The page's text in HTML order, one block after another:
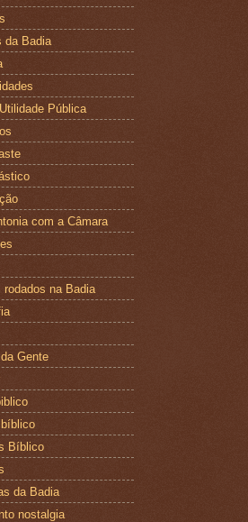
da Badia
Pública
com a Câmara
rodados na Badia
Gente
bíblico
Bíblico
da Badia
nostalgia